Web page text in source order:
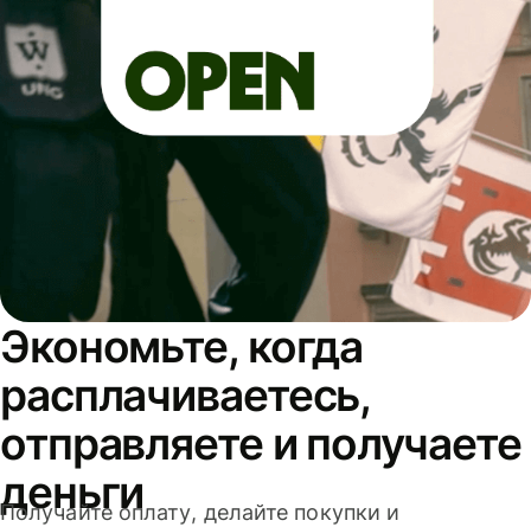
Экономьте, когда
расплачиваетесь,
отправляете и получаете
деньги
Получайте оплату, делайте покупки и